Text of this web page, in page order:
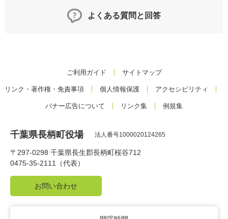
よくある質問と回答
ご利用ガイド サイトマップ
リンク・著作権・免責事項 個人情報保護 アクセシビリティ
バナー広告について リンク集 例規集
千葉県長柄町役場 法人番号1000020124265
〒297-0298 千葉県長生郡長柄町桜谷712
0475-35-2111（代表）
お問い合わせ